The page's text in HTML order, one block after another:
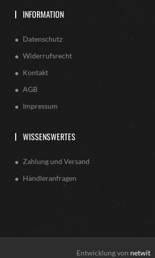
INFORMATION
Datenschutz
Widerrufsrecht
Kontakt
AGB
Impressum
WISSENSWERTES
Zahlung und Versand
Händleranfragen
Entwicklung von netwit